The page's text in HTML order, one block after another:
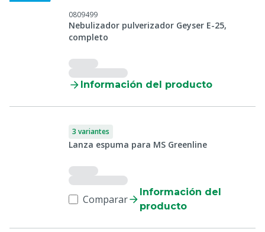
0809499
Nebulizador pulverizador Geyser E-25,
completo
Información del producto
3 variantes
Lanza espuma para MS Greenline
Comparar
Información del
producto